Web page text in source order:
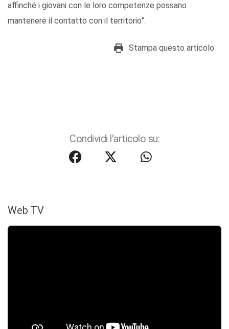
affinché i giovani con le loro competenze possano
mantenere il contatto con il territorio”.
Stampa questo articolo
Condividi l'articolo su:
Web TV